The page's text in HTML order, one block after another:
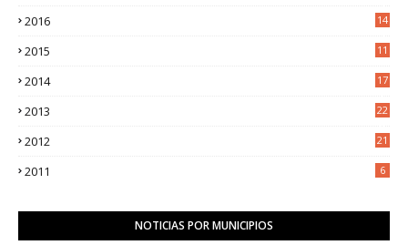
2016
14
2015
11
2014
17
2013
22
2012
21
2011 6
NOTICIAS POR MUNICIPIOS